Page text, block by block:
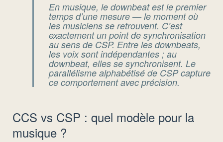
En musique, le downbeatest le premier
temps d’une mesure — le moment où
les musiciens se retrouvent. C’est
exactement un point de synchronisation
au sens de CSP. Entre les downbeats,
les voix sont indépendantes ; au
downbeat, elles se synchronisent. Le
parallélisme alphabétisé de CSP capture
ce comportement avec précision.
CCS vs CSP : quel modèle pour la
musique ?